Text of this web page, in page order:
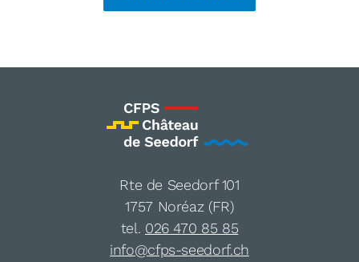
Rte de Seedorf 101
1757 Noréaz (FR)
tel. 026 470 85 85
info@cfps-seedorf.ch